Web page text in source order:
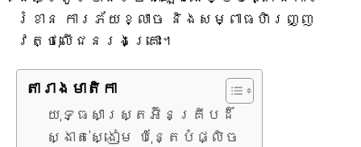
រំខាន ការភ័យខ្លាច និងសម្ពាធហិរញ្ញ
វត្ថុលើជនរងគ្រោះ។
តារាង​មាតិកា
យុទ្ធសាស្ត្រអ៊ិនគ្រីបដ៏
ស្ងាត់ស្ងៀម ប៉ុន្តែបំផ្លិច